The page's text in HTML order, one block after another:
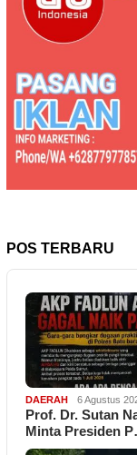
POS TERBARU
DAERAH 6 Agustus
Prof. Dr. Sutan
Minta Presiden